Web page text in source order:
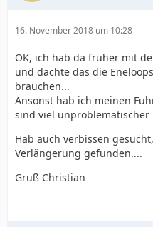
16. November 2018 um 10:28
OK, ich hab da früher mit
und dachte das die
brauchen...
Ansonst hab ich meinen
sind viel unproblematischer
Hab auch verbissen
Verlängerung gefunden....
Gruß Christian